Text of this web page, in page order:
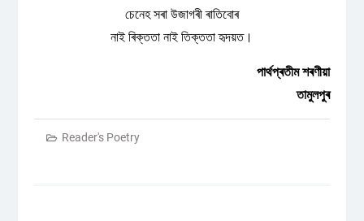
চেনেহ সৰা উজাগৰী ৰাতিবোৰ
নাই ৰিক্ততা নাই তিক্ততা হৃদয়ত।
পাৰ্থপ্ৰতীম শৰণীয়া
তামুলপুৰ
Reader's Poetry